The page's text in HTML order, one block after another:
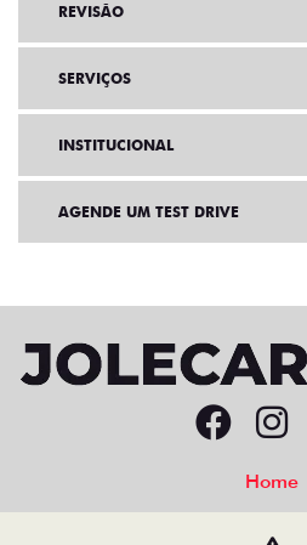
REVISÃO
SERVIÇOS
INSTITUCIONAL
AGENDE UM TEST DRIVE
Home